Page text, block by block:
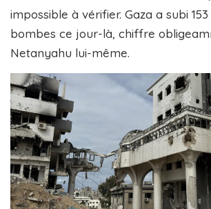
impossible à vérifier. Gaza a subi
bombes ce jour-là, chiffre
Netanyahu lui-même.